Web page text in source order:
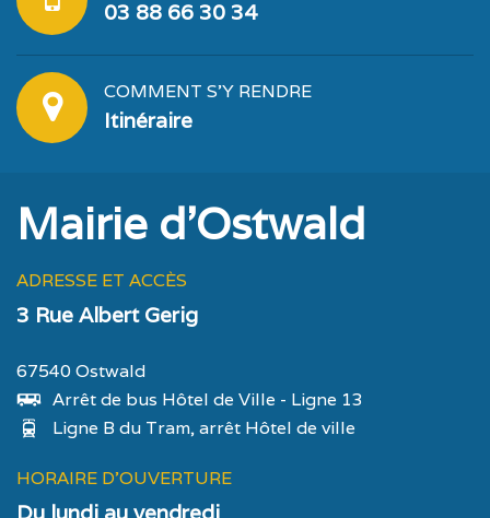
03 88 66 30 34
COMMENT S'Y RENDRE
Itinéraire
Mairie d'Ostwald
ADRESSE ET ACCÈS
3 Rue Albert Gerig
67540 Ostwald
Arrêt de bus Hôtel de Ville - Ligne 13
Ligne B du Tram, arrêt Hôtel de ville
HORAIRE D'OUVERTURE